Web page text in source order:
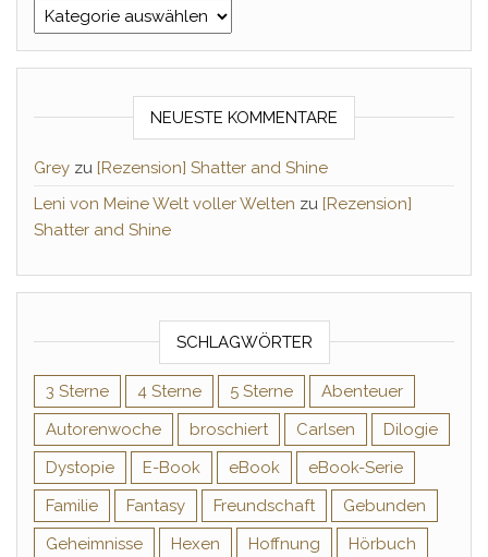
Kategorien
NEUESTE KOMMENTARE
Grey zu [Rezension] Shatter and Shine
Leni von Meine Welt voller Welten zu [Rezension]
Shatter and Shine
SCHLAGWÖRTER
3 Sterne 4 Sterne 5 Sterne
Abenteuer
Autorenwoche
broschiert Carlsen
Dilogie
Dystopie
E-Book eBook
eBook-Serie
Familie
Fantasy Freundschaft
Gebunden
Geheimnisse
Hexen Hoffnung
Hörbuch